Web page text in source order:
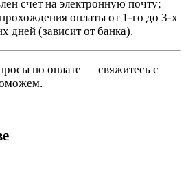
счет на электронную почту;
оплаты от 1-го до 3-х
дней (зависит от банка).
по оплате — свяжитесь с